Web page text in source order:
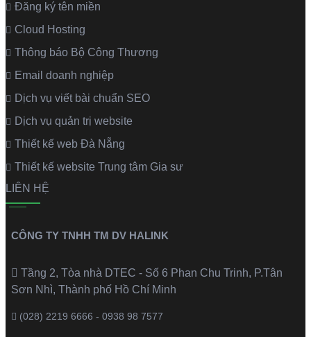
Đăng ký tên miền
Cloud Hosting
Thông báo Bộ Công Thương
Email doanh nghiệp
Dịch vụ viết bài chuẩn SEO
Dịch vụ quản trị website
Thiết kế web Đà Nẵng
Thiết kế website Trung tâm Gia sư
LIÊN HỆ
CÔNG TY TNHH TM DV HALINK
Tầng 2, Tòa nhà DTEC - Số 6 Phan Chu Trinh, P.Tân
Sơn Nhì, Thành phố Hồ Chí Minh
(028) 2219 6666 - 0938 98 7577